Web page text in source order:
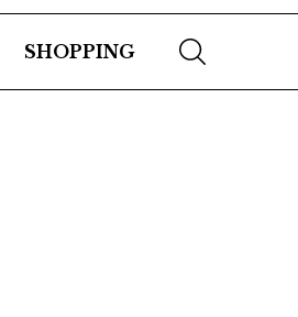
SHOPPING